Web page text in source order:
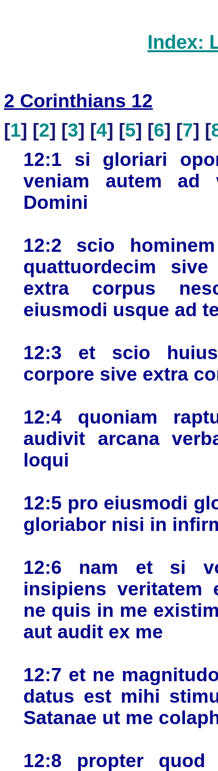
Index:
2 Corinthians 12
[1] [2] [3] [4] [5] [6] [7] [
12:1 si gloriari
veniam autem ad
Domini
12:2 scio
quattuordecim
extra corpus
eiusmodi usque ad
12:3 et scio
corpore sive extra
12:4 quoniam
audivit arcana
loqui
12:5 pro eiusmodi
gloriabor nisi in
12:6 nam et si
insipiens veritatem
ne quis in me
aut audit ex me
12:7 et ne
datus est mihi
Satanae ut me
12:8 propter